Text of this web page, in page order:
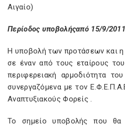
Αιγαίο)
Περίοδος υποβολήςαπό 15/9/
Η υποβολή των προτάσεων και η
σε έναν από τους εταίρους
περιφερειακή αρμοδιότητα
συνεργαζόμενα με τον
Αναπτυξιακούς Φορείς .
Το σημείο υποβολής που θα